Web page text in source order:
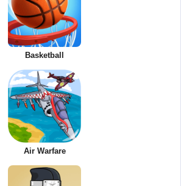
Basketball
Air Warfare